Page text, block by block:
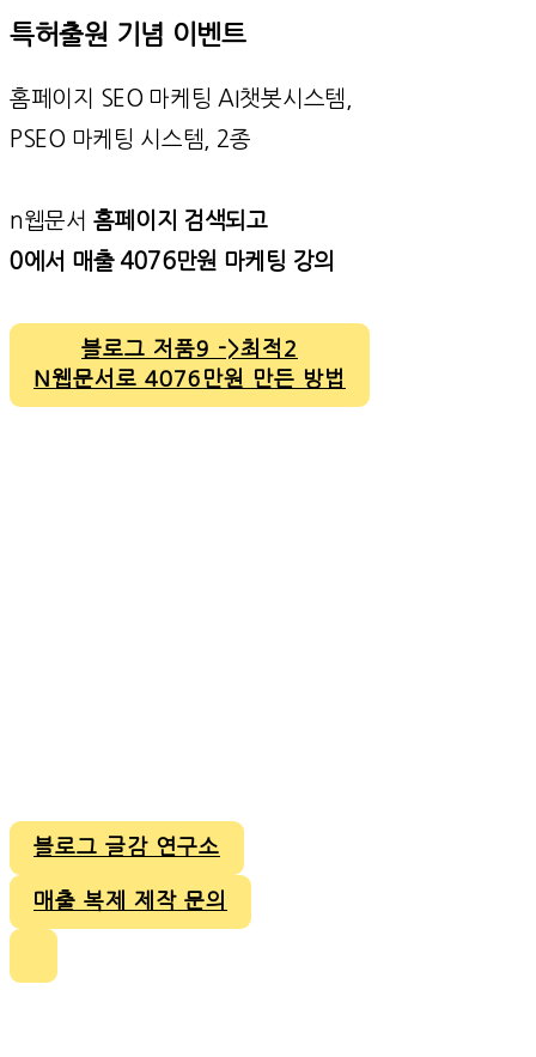
특허출원 기념 이벤트
홈페이지 SEO 마케팅 AI챗봇시스템,
PSEO 마케팅 시스템, 2종
n웹문서 홈페이지 검색되고
0에서 매출 4076만원 마케팅 강의
블로그 저품9 ->최적2
N웹문서로 4076만원 만든 방법
블로그 글감 연구소
매출 복제 제작 문의